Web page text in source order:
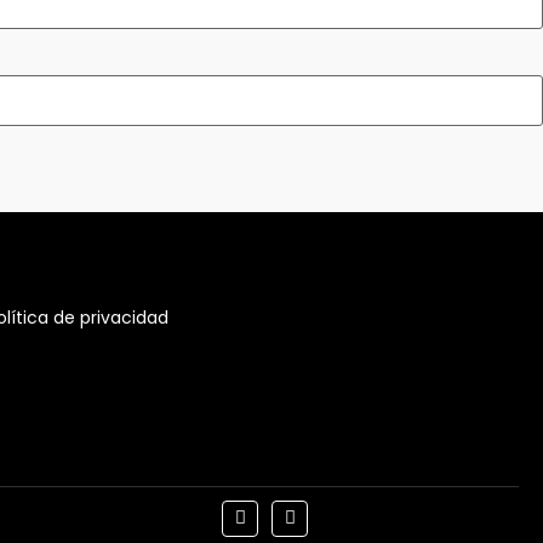
de privacidad